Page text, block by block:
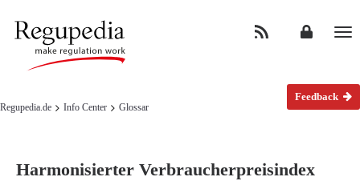
Regupedia.de Info Center Glossar
Feedback
Harmonisierter Verbraucherpreisindex